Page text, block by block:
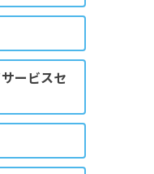
ービスセ